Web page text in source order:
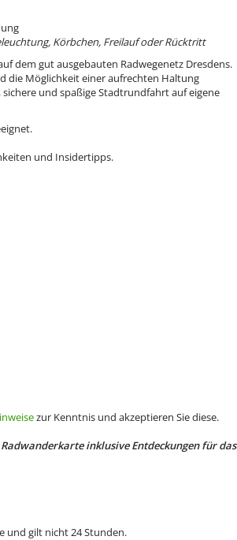
Körbchen, Freilauf oder Rücktritt
dem gut ausgebauten Radwegenetz Dresdens.
die Möglichkeit einer aufrechten Haltung
und spaßige Stadtrundfahrt auf eigene
und Insidertipps.
zur Kenntnis und akzeptieren Sie diese.
inklusive Entdeckungen für das
und gilt nicht 24 Stunden.